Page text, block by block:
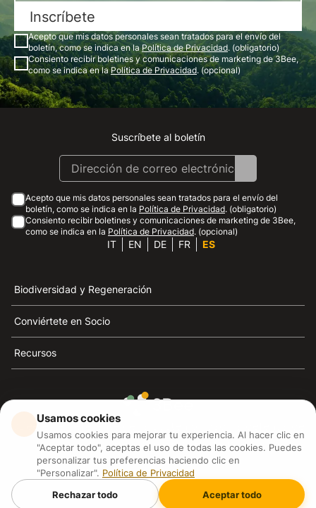
Inscríbete
Acepto que mis datos personales sean tratados para el envío del
boletín, como se indica en laPolítica de Privacidad. (obligatorio)
Consiento recibir boletines y comunicaciones de marketing de 3Bee,
como se indica en laPolítica de Privacidad. (opcional)
Instagram
Facebook
Linkedin
Youtube
Suscríbete al boletín
Acepto que mis datos personales sean tratados para el envío del
boletín, como se indica en la Política de Privacidad. (obligatorio)
Consiento recibir boletines y comunicaciones de marketing de 3Bee,
como se indica en la Política de Privacidad. (opcional)
IT EN DE FR ES
Biodiversidad y Regeneración
Conviértete en Socio
Recursos
3Bee es el referente de la sostenibilidad, la defensa de
las abejas y la biodiversidad
3Bee S.R.L Via Pastrengo 14, 20159, Milano (MI)
P.IVA: IT09711590969
3Bee GmbHSede legale: Oranienburger Straße 23, 10178
Usamos cookies
Usamos cookies para mejorar tu experiencia. Al hacer clic en
"Aceptar todo", aceptas el uso de todas las cookies. Puedes
personalizar tus preferencias haciendo clic en
"Personalizar". Política de Privacidad
Rechazar todo
Aceptar todo